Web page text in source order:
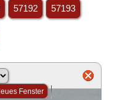
57192 57193